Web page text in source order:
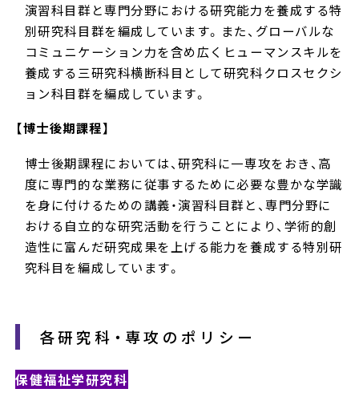
演習科目群と専門分野における研究能力を養成する特
別研究科目群を編成しています。また、グローバルな
コミュニケーション力を含め広くヒューマンスキルを
養成する三研究科横断科目として研究科クロスセクシ
ョン科目群を編成しています。
【博士後期課程】
博士後期課程においては、研究科に一専攻をおき、高
度に専門的な業務に従事するために必要な豊かな学識
を身に付けるための講義・演習科目群と、専門分野に
おける自立的な研究活動を行うことにより、学術的創
造性に富んだ研究成果を上げる能力を養成する特別研
究科目を編成しています。
各研究科・専攻のポリシー
保健福祉学研究科